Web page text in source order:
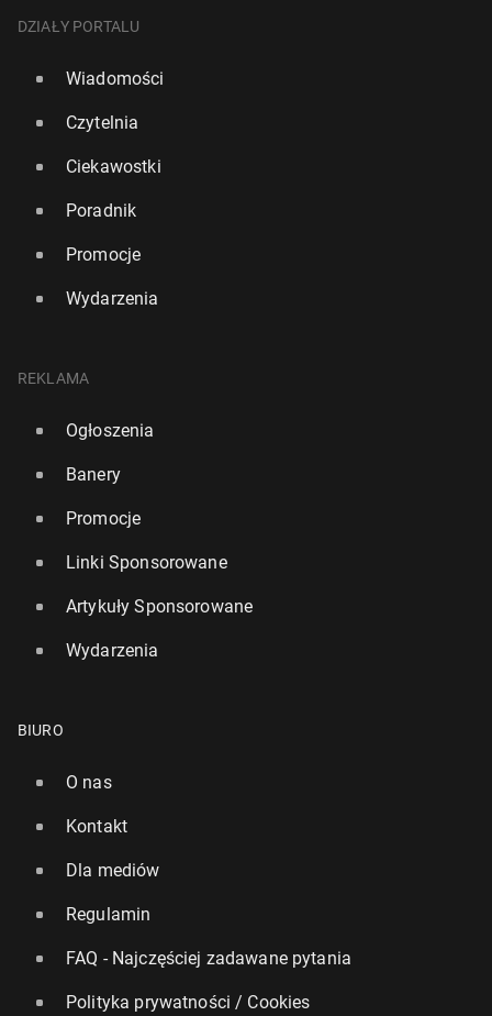
DZIAŁY PORTALU
Wiadomości
Czytelnia
Ciekawostki
Poradnik
Promocje
Wydarzenia
REKLAMA
Ogłoszenia
Banery
Promocje
Linki Sponsorowane
Artykuły Sponsorowane
Wydarzenia
BIURO
O nas
Kontakt
Dla mediów
Regulamin
FAQ - Najczęściej zadawane pytania
Polityka prywatności / Cookies